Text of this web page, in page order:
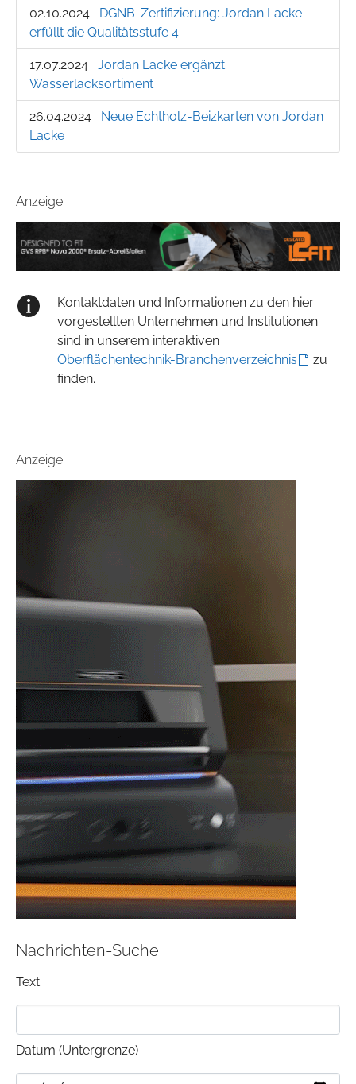
02.10.2024
DGNB-Zertifizierung: Jordan Lacke
erfüllt die Qualitätsstufe 4
17.07.2024
Jordan Lacke ergänzt
Wasserlacksortiment
26.04.2024
Neue Echtholz-Beizkarten von Jordan
Lacke
Anzeige
Kontaktdaten und Informationen zu den hier
vorgestellten Unternehmen und Institutionen
sind in unserem interaktiven
Oberflächentechnik-Branchenverzeichnis
zu
finden.
Anzeige
Nachrichten-Suche
Text
Datum (Untergrenze)